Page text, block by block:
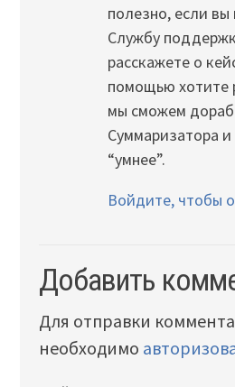
полезно, если
Службу
расскажете о
помощью хотите
мы сможем
Суммаризатора и
“умнее”.
Войдите, чтобы
Добавить
Для отправки
необходимо